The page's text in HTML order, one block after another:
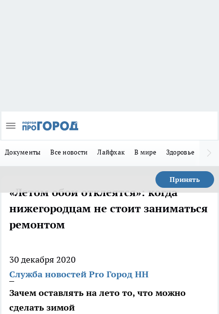
Документы Все новости Лайфхак В мире Здоровье
Принять
«Летом обои отклеятся»: когда
нижегородцам не стоит заниматься
ремонтом
30 декабря 2020
Служба новостей Pro Город НН
Зачем оставлять на лето то, что можно
сделать зимой